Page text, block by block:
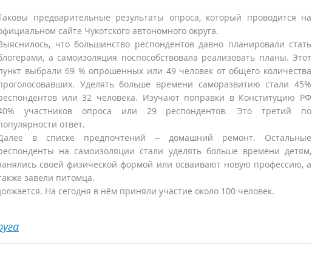
предварительные результаты опроса, который проводится на
сайте Чукотского автономного округа.
что большинство респондентов давно планировали стать
а самоизоляция поспособствовала реализовать планы. Этот
выбрали 69 % опрошенных или 49 человек от общего количества
Уделять больше времени саморазвитию стали 45%
или 32 человека. Изучают поправки в Конституцию РФ
участников опроса или 29 респондентов. Это третий по
ответ.
в списке предпочтений – домашний ремонт. Остальные
на самоизоляции стали уделять больше времени детям,
своей физической формой или осваивают новую профессию, а
завели питомца.
На сегодня в нём приняли участие около 100 человек.